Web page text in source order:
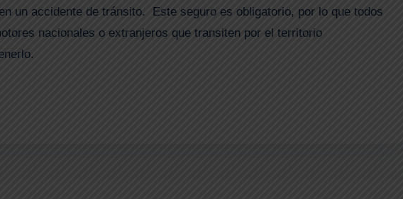
un accidente de tránsito. Este seguro es obligatorio, por lo que todos
nacionales o extranjeros que transiten por el territorio